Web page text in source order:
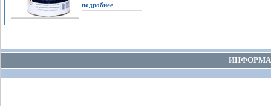
подробнее